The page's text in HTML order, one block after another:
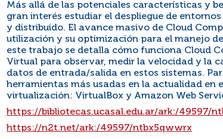
Más allá de las potenciales características y
gran interés estudiar el despliegue de
y distribuido. El avance masivo de Cloud
utilización y su optimización para el manejo
este trabajo se detalla cómo funciona Cloud
Virtual para observar, medir la velocidad y la
datos de entrada/salida en estos sistemas.
herramientas más usadas en la actualidad en
virtualización: VirtualBox y Amazon Web
https://bibliotecas.ucasal.edu.ar/ark:/49597/
https://n2t.net/ark:/49597/ntbx5qwwrx